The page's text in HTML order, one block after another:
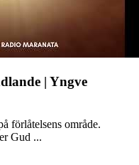
| Yngve
förlåtelsens område.
Gud ...